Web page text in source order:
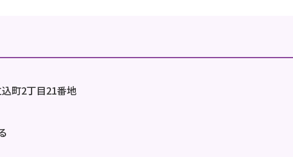
町2丁目21番地